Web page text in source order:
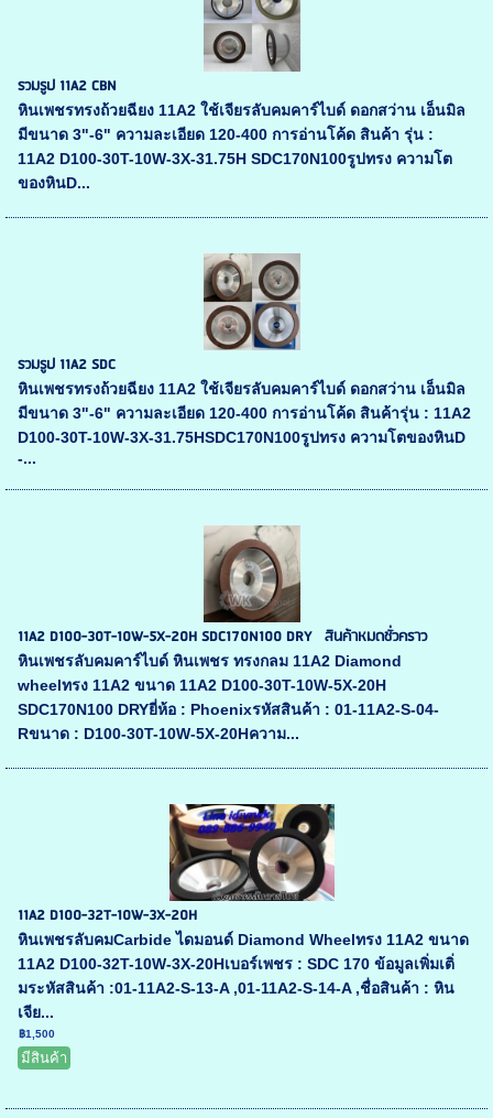
รวมรูป 11A2 CBN
หินเพชรทรงถ้วยฉียง 11A2 ใช้เจียรลับคมคาร์ไบด์ ดอกสว่าน เอ็นมิล
มีขนาด 3"-6" ความละเอียด 120-400 การอ่านโค้ด สินค้า รุ่น :
11A2 D100-30T-10W-3X-31.75H SDC170N100รูปทรง ความโต
ของหินD...
รวมรูป 11A2 SDC
หินเพชรทรงถ้วยฉียง 11A2 ใช้เจียรลับคมคาร์ไบด์ ดอกสว่าน เอ็นมิล
มีขนาด 3"-6" ความละเอียด 120-400 การอ่านโค้ด สินค้ารุ่น : 11A2
D100-30T-10W-3X-31.75HSDC170N100รูปทรง ความโตของหินD
-...
11A2 D100-30T-10W-5X-20H SDC170N100 DRY สินค้าหมดชั่วคราว
หินเพชรลับคมคาร์ไบด์ หินเพชร ทรงกลม 11A2 Diamond
wheelทรง 11A2 ขนาด 11A2 D100-30T-10W-5X-20H
SDC170N100 DRYยี่ห้อ : Phoenixรหัสสินค้า : 01-11A2-S-04-
Rขนาด : D100-30T-10W-5X-20Hความ...
11A2 D100-32T-10W-3X-20H
หินเพชรลับคมCarbide ไดมอนด์ Diamond Wheelทรง 11A2 ขนาด
11A2 D100-32T-10W-3X-20Hเบอร์เพชร : SDC 170 ข้อมูลเพิ่มเติ่
มระหัสสินค้า :01-11A2-S-13-A ,01-11A2-S-14-A ,ชื่อสินค้า : หิน
เจีย...
฿1,500
มีสินค้า